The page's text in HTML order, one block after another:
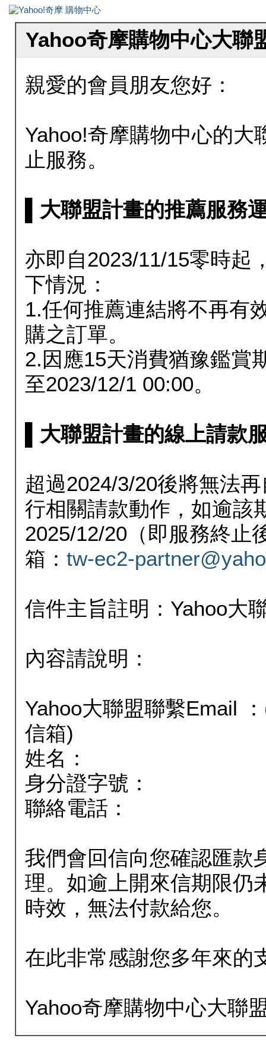
Yahoo奇摩購物中心大聯
親愛的會員朋友您好：
Yahoo!奇摩購物中心的大
止服務。
▌大聯盟計畫的推薦服務
亦即自2023/11/15零時起
下情況：
1.任何推薦連結將不再有
購之訂單。
2.因應15天消費猶豫鑑賞
至2023/12/1 00:00。
▌大聯盟計畫的線上請款
超過2024/3/20後將無法
行相關請款動作，如逾該
2025/12/20（即服務終止
箱： tw-ec2-
信件主旨註明：Yahoo大
內容請說明：
Yahoo大聯盟聯繫Email
信箱)
姓名：
身分證字號：
聯絡電話：
我們會回信向您確認匯款
理。如逾上開來信期限仍
時效，無法付款給您。
在此非常感謝您多年來的
Yahoo奇摩購物中心大